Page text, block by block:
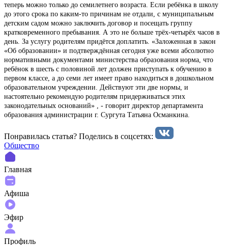
теперь можно только до семилетнего возраста. Если ребёнка в школу
до этого срока по каким-то причинам не отдали, с муниципальным
детским садом можно заключить договор и посещать группу
кратковременного пребывания. А это не больше трёх-четырёх часов в
день. За услугу родителям придётся доплатить. «Заложенная в закон
«Об образовании» и подтверждённая сегодня уже всеми абсолютно
нормативными документами министерства образования норма, что
ребёнок в шесть с половиной лет должен приступать к обучению в
первом классе, а до семи лет имеет право находиться в дошкольном
образовательном учреждении. Действуют эти две нормы, и
настоятельно рекомендую родителям придерживаться этих
законодательных оснований» , - говорит директор департамента
образования администрации г. Сургута Татьяна Османкина.
Понравилась статья? Поделиcь в соцсетях:
Общество
Главная
Афиша
Эфир
Профиль